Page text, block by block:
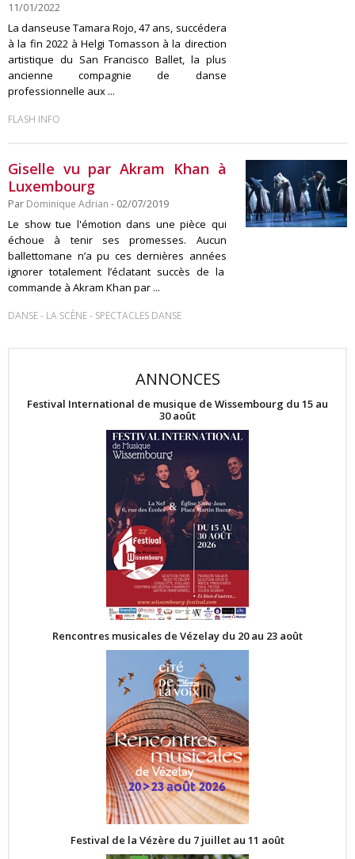
11/01/2022
La danseuse Tamara Rojo, 47 ans, succédera
à la fin 2022 à Helgi Tomasson à la direction
artistique du San Francisco Ballet, la plus
ancienne compagnie de danse
professionnelle aux ...
FLASH INFO
Giselle vu par Akram Khan à
Luxembourg
Par Dominique Adrian - 02/07/2019
Le show tue l'émotion dans une pièce qui
échoue à tenir ses promesses. Aucun
ballettomane n’a pu ces dernières années
ignorer totalement l’éclatant succès de la
commande à Akram Khan par ...
DANSE- LA SCÈNE- SPECTACLES DANSE
ANNONCES
Festival International de musique de Wissembourg du 15 au
30 août
Rencontres musicales de Vézelay du 20 au 23 août
Festival de la Vézère du 7 juillet au 11 août